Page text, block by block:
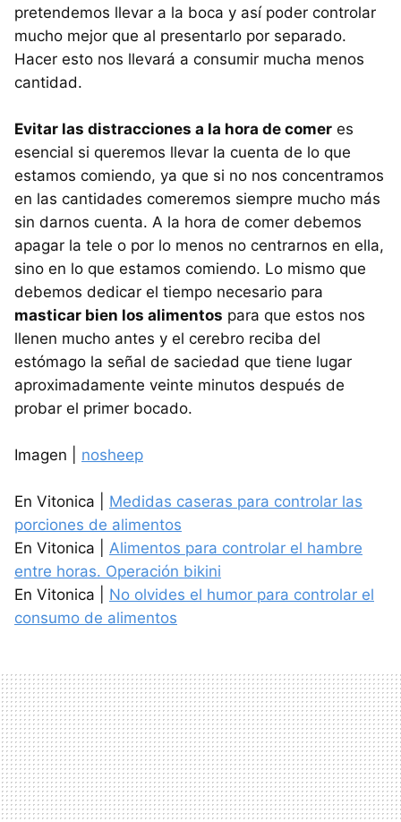
pretendemos llevar a la boca y así poder controlar
mucho mejor que al presentarlo por separado.
Hacer esto nos llevará a consumir mucha menos
cantidad.
Evitar las distracciones a la hora de comer es
esencial si queremos llevar la cuenta de lo que
estamos comiendo, ya que si no nos concentramos
en las cantidades comeremos siempre mucho más
sin darnos cuenta. A la hora de comer debemos
apagar la tele o por lo menos no centrarnos en ella,
sino en lo que estamos comiendo. Lo mismo que
debemos dedicar el tiempo necesario para
masticar bien los alimentos para que estos nos
llenen mucho antes y el cerebro reciba del
estómago la señal de saciedad que tiene lugar
aproximadamente veinte minutos después de
probar el primer bocado.
Imagen | nosheep
En Vitonica | Medidas caseras para controlar las
porciones de alimentos
En Vitonica | Alimentos para controlar el hambre
entre horas. Operación bikini
En Vitonica | No olvides el humor para controlar el
consumo de alimentos